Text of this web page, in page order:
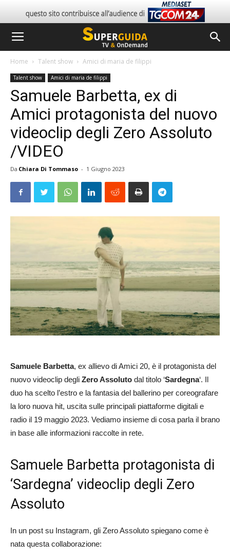
Home Talent show Amici di maria de filippi
Talent show Amici di maria de filippi
Samuele Barbetta, ex di
Amici protagonista del nuovo
videoclip degli Zero Assoluto
/VIDEO
Da Chiara Di Tommaso - 1 Giugno 2023
Samuele Barbetta, ex allievo di Amici 20, è il protagonista del
nuovo videoclip degli Zero Assoluto dal titolo ‘Sardegna‘. Il
duo ha scelto l’estro e la fantasia del ballerino per coreografare
la loro nuova hit, uscita sulle principali piattaforme digitali e
radio il 19 maggio 2023. Vediamo insieme di cosa parla il brano
in base alle informazioni raccolte in rete.
Samuele Barbetta protagonista di
‘Sardegna’ videoclip degli Zero
Assoluto
In un post su Instagram, gli Zero Assoluto spiegano come è
nata questa collaborazione: